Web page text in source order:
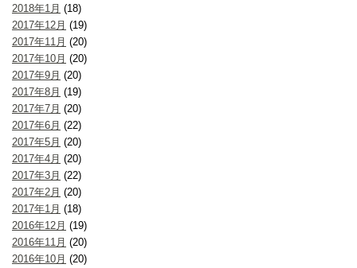
2018年1月 (18)
2017年12月 (19)
2017年11月 (20)
2017年10月 (20)
2017年9月 (20)
2017年8月 (19)
2017年7月 (20)
2017年6月 (22)
2017年5月 (20)
2017年4月 (20)
2017年3月 (22)
2017年2月 (20)
2017年1月 (18)
2016年12月 (19)
2016年11月 (20)
2016年10月 (20)